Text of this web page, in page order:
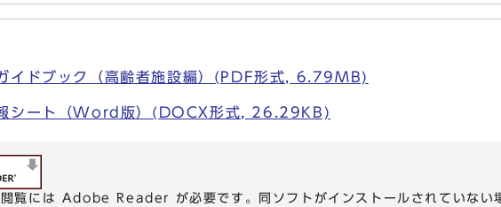
イドブック（高齢者施設編）(PDF形式, 6.79MB)
シート（Word版）(DOCX形式, 26.29KB)
覧には Adobe Reader が必要です。同ソフトがインストールされていない